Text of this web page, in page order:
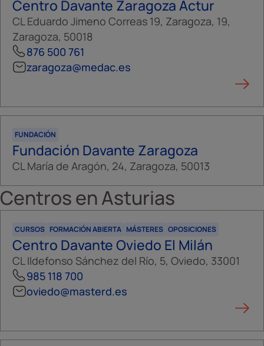
Centro Davante Zaragoza Actur
CL Eduardo Jimeno Correas 19, Zaragoza, 19,
Zaragoza, 50018
876 500 761
zaragoza@medac.es
FUNDACIÓN
Fundación Davante Zaragoza
CL María de Aragón, 24, Zaragoza, 50013
Centros enAsturias
CURSOS FORMACIÓN ABIERTA MÁSTERES OPOSICIONES
Centro Davante Oviedo El Milán
CL Ildefonso Sánchez del Río, 5, Oviedo, 33001
985 118 700
oviedo@masterd.es